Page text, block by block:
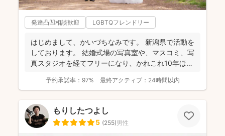
発達凸凹相談歓迎 LGBTQフレンドリー
はじめまして、かいづちなみです。 新潟県で活動を
しております。 結婚式場の写真室や、マスコミ、写
真スタジオを経てフリーになり、かれこれ10年ほど
予約承諾率： 97% 最終アクティブ： 24時間以内
もりしたつよし
5 (255)男性